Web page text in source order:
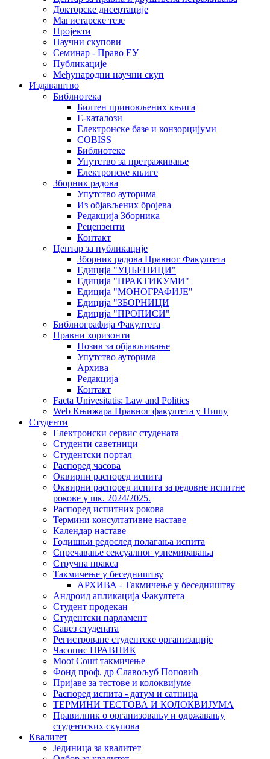
Докторске дисертације
Магистарске тезе
Пројекти
Научни скупови
Семинар - Право ЕУ
Публикације
Међународни научни скуп
Издаваштво
Библиотека
Билтен приновљених књига
Е-каталози
Електронске базе и конзорцијуми
COBISS
Библиотеке
Упутство за претраживање
Електронске књиге
Зборник радова
Упутство ауторима
Из објављених бројева
Редакција Зборника
Рецензенти
Контакт
Центар за публикације
Зборник радова Правног Факултета
Едиција "УЏБЕНИЦИ"
Едиција "ПРАКТИКУМИ"
Едиција "МОНОГРАФИЈЕ"
Едиција "ЗБОРНИЦИ
Едиција "ПРОПИСИ"
Библиографија Факултета
Правни хоризонти
Позив за објављивање
Упутство ауторима
Архива
Редакција
Контакт
Facta Univesitatis: Law and Politics
Web Књижара Правног факултета у Нишу
Студенти
Електронски сервис студената
Студенти саветници
Студентски портал
Распоред часова
Оквирни распоред испита
Оквирни распоред испита за редовне испитне
рокове у шк. 2024/2025.
Распоред испитних рокова
Термини консултативне наставе
Календар наставе
Годишњи редослед полагања испита
Спречавање сексуалног узнемиравања
Стручна пракса
Такмичење у беседништву
АРХИВА - Такмичење у беседништву
Андроид апликација Факултета
Студент продекан
Студентски парламент
Савез студената
Регистроване студентске организације
Часопис ПРАВНИК
Moot Court такмичење
Фонд проф. др Славољуб Поповић
Пријаве за тестове и колоквијуме
Распоред испита - датум и сатница
ТЕРМИНИ ТЕСТОВА И КОЛОКВИЈУМА
Правилник о организовању и одржавању
студентских скупова
Квалитет
Јединица за квалитет